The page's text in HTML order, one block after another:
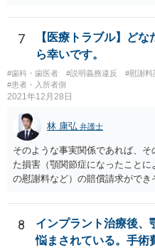
であれば、最近（令和５年６月
困難場所（たとえば、待合から
契約したという類型の取消権（
える可能性があります。 一旦、
行使するので払えないという 通
す。 その他、消費生活センター
手かもしれません。
号事件） 当該義務に違反した場
基づく損害賠償請求の可能性が
謝料といった形での請求になろう
7
【医療トラブル】ど
ら幸いです。
#歯科・歯医者 #説明義務違反 #慰謝料
#患者・入所者側
2021年12月28日
林 康弘 弁護士
そのような事実関係であれば、
た損害（顎関節症になったこと
の慰謝料など）の賠償請求がで
科）の先生の協力等を得ることも
8
インプラント治療後、
悩まされている。手術